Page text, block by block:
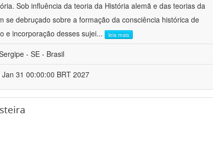
Sob influência da teoria da História alemã e das teorias da
se debruçado sobre a formação da consciência histórica de
e incorporação desses sujei... leia mais
- SE - Brasil
31 00:00:00 BRT 2027